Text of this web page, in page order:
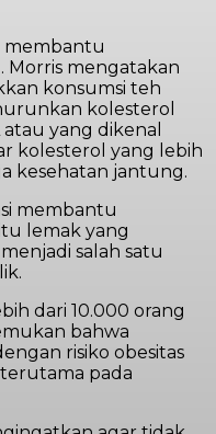
membantu
mengatakan
konsumsi teh
kolesterol
yang dikenal
kolesterol yang lebih
kesehatan jantung.
membantu
lemak yang
salah satu
dari 10.000 orang
bahwa
risiko obesitas
pada